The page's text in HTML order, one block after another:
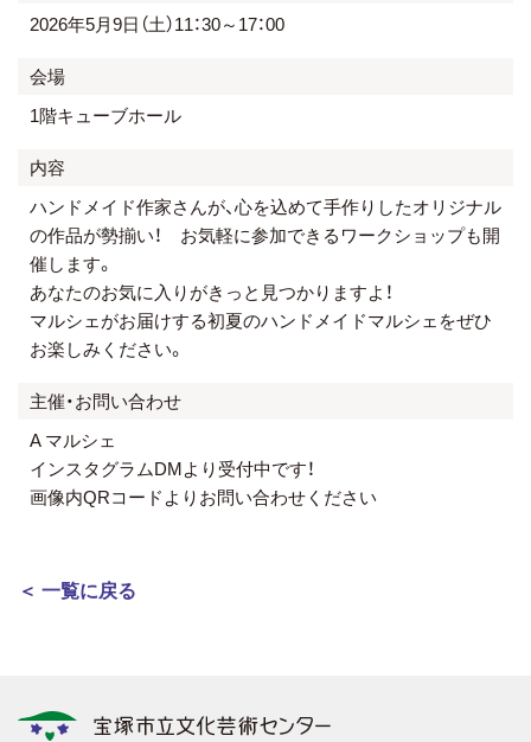
2026年5月9日（土）11：30～17：00
会場
1階キューブホール
内容
ハンドメイド作家さんが、心を込めて手作りしたオリジナル
の作品が勢揃い！ お気軽に参加できるワークショップも開
催します。
あなたのお気に入りがきっと見つかりますよ！
マルシェがお届けする初夏のハンドメイドマルシェをぜひ
お楽しみください。
主催・お問い合わせ
A マルシェ
インスタグラムDMより受付中です！
画像内QRコードよりお問い合わせください
＜ 一覧に戻る